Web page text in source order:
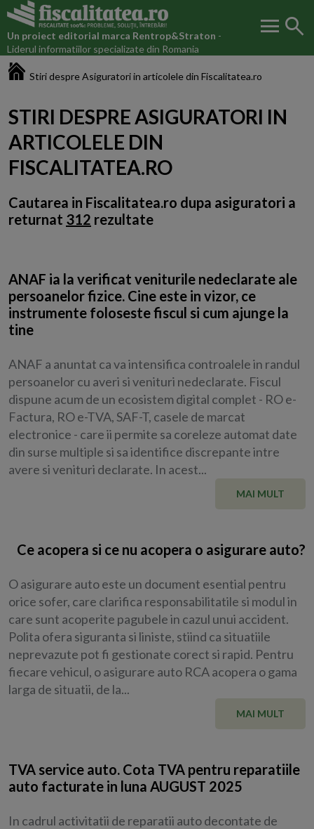
Un proiect editorial marca Rentrop&Straton -
Liderul informatiilor specializate din Romania
menu search
Stiri despre Asiguratori in articolele din Fiscalitatea.ro
STIRI DESPRE ASIGURATORI IN
ARTICOLELE DIN
FISCALITATEA.RO
Cautarea in Fiscalitatea.ro dupa asiguratori a
returnat 312 rezultate
ANAF ia la verificat veniturile nedeclarate ale
persoanelor fizice. Cine este in vizor, ce
instrumente foloseste fiscul si cum ajunge la
tine
ANAF a anuntat ca va intensifica controalele in randul
persoanelor cu averi si venituri nedeclarate. Fiscul
dispune acum de un ecosistem digital complet - RO e-
Factura, RO e-TVA, SAF-T, casele de marcat
electronice - care ii permite sa coreleze automat date
din surse multiple si sa identifice discrepante intre
avere si venituri declarate. In acest...
MAI MULT
Ce acopera si ce nu acopera o asigurare auto?
O asigurare auto este un document esential pentru
orice sofer, care clarifica responsabilitatile si modul in
care sunt acoperite pagubele in cazul unui accident.
Polita ofera siguranta si liniste, stiind ca situatiile
neprevazute pot fi gestionate corect si rapid. Pentru
fiecare vehicul, o asigurare auto RCA acopera o gama
larga de situatii, de la...
MAI MULT
TVA service auto. Cota TVA pentru reparatiile
auto facturate in luna AUGUST 2025
In cadrul activitatii de reparatii auto decontate de